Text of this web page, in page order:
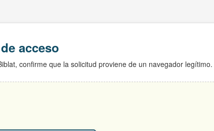
acceso
confirme que la solicitud proviene de un navegador legítimo.